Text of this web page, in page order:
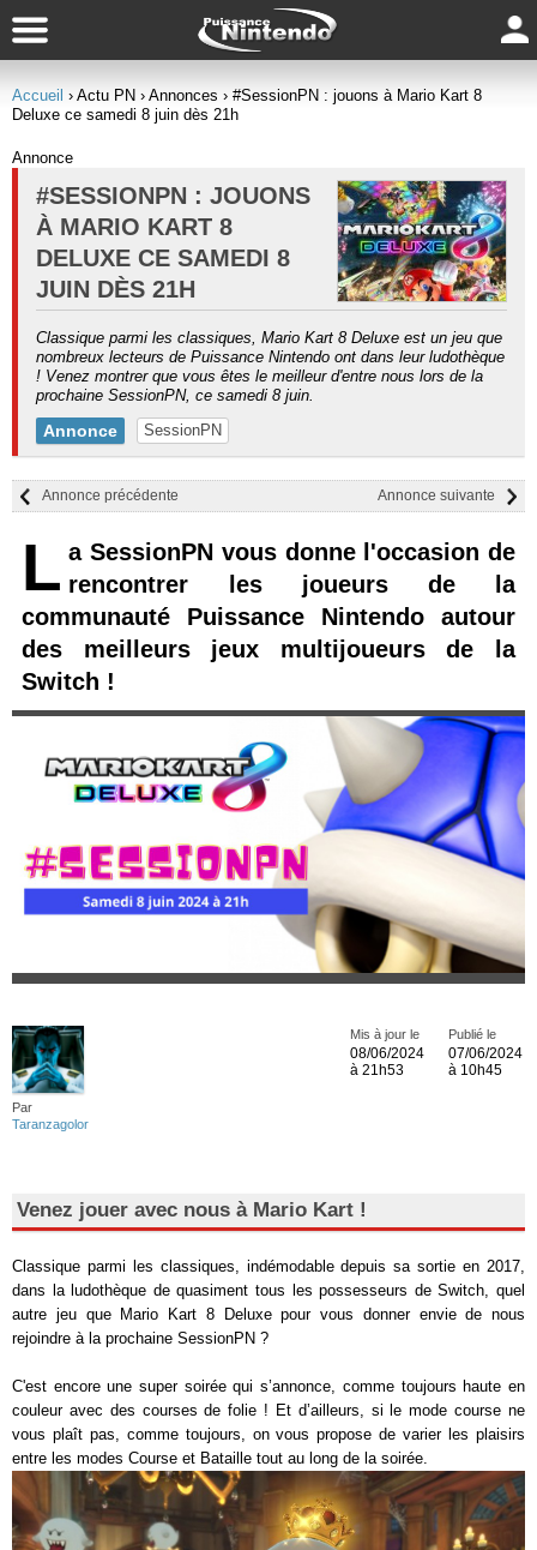
Accueil › Actu PN › Annonces › #SessionPN : jouons à Mario Kart 8
Deluxe ce samedi 8 juin dès 21h
Annonce
#SESSIONPN : JOUONS
À MARIO KART 8
DELUXE CE SAMEDI 8
JUIN DÈS 21H
Classique parmi les classiques, Mario Kart 8 Deluxe est un jeu que
nombreux lecteurs de Puissance Nintendo ont dans leur ludothèque
! Venez montrer que vous êtes le meilleur d'entre nous lors de la
prochaine SessionPN, ce samedi 8 juin.
Annonce SessionPN
Annonce suivante
Annonce précédente
L a SessionPN vous donne l'occasion de
rencontrer les joueurs de la
communauté Puissance Nintendo autour
des meilleurs jeux multijoueurs de la
Switch !
Par
Taranzagolor
Publié le
07/06/2024
à 10h45
Mis à jour le
08/06/2024
à 21h53
Venez jouer avec nous à Mario Kart !
Classique parmi les classiques, indémodable depuis sa sortie en 2017,
dans la ludothèque de quasiment tous les possesseurs de Switch, quel
autre jeu que Mario Kart 8 Deluxe pour vous donner envie de nous
rejoindre à la prochaine SessionPN ?
C'est encore une super soirée qui s’annonce, comme toujours haute en
couleur avec des courses de folie ! Et d’ailleurs, si le mode course ne
vous plaît pas, comme toujours, on vous propose de varier les plaisirs
entre les modes Course et Bataille tout au long de la soirée.